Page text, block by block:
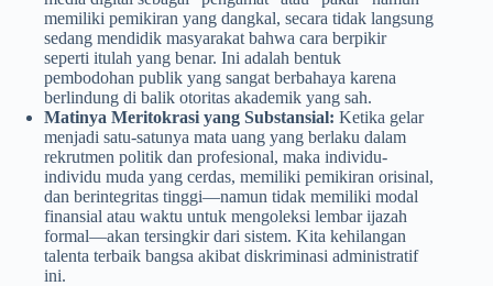
memiliki pemikiran yang dangkal, secara tidak langsung
sedang mendidik masyarakat bahwa cara berpikir
seperti itulah yang benar. Ini adalah bentuk
pembodohan publik yang sangat berbahaya karena
berlindung di balik otoritas akademik yang sah.
Matinya Meritokrasi yang Substansial: Ketika gelar
menjadi satu-satunya mata uang yang berlaku dalam
rekrutmen politik dan profesional, maka individu-
individu muda yang cerdas, memiliki pemikiran orisinal,
dan berintegritas tinggi—namun tidak memiliki modal
finansial atau waktu untuk mengoleksi lembar ijazah
formal—akan tersingkir dari sistem. Kita kehilangan
talenta terbaik bangsa akibat diskriminasi administratif
ini.